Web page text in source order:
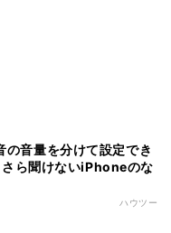
の音量を分けて設定でき
ら聞けないiPhoneのな
ハウツー